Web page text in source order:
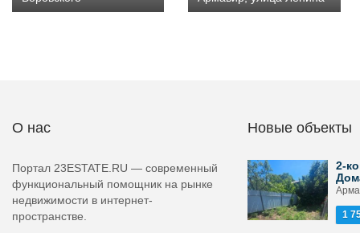
О нас
Портал 23ESTATE.RU — современный
функциональный помощник на рынке
недвижимости в интернет-
пространстве.
Новые объекты
2-
1